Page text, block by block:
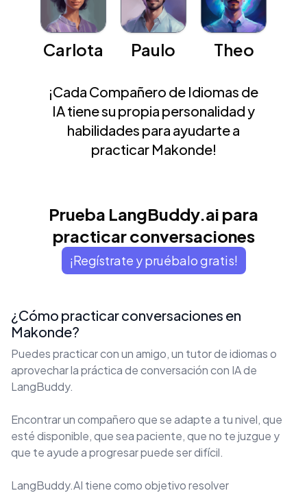
Carlota Paulo Theo
¡Cada Compañero de Idiomas de
IA tiene su propia personalidad y
habilidades para ayudarte a
practicar Makonde!
Prueba LangBuddy.ai para
practicar conversaciones
¡Regístrate y pruébalo gratis!
¿Cómo practicar conversaciones en
Makonde?
Puedes practicar con un amigo, un tutor de idiomas o
aprovechar la práctica de conversación con IA de
LangBuddy.
Encontrar un compañero que se adapte a tu nivel, que
esté disponible, que sea paciente, que no te juzgue y
que te ayude a progresar puede ser difícil.
LangBuddy.AI tiene como objetivo resolver